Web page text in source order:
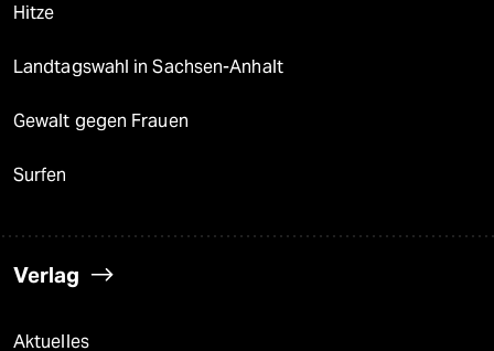
Hitze
Landtagswahl in Sachsen-Anhalt
Gewalt gegen Frauen
Surfen
Verlag
Aktuelles